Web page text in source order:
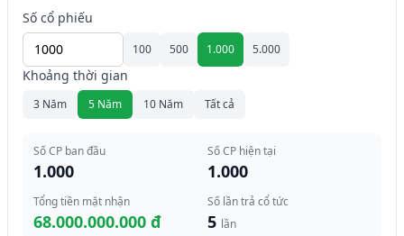
Số cổ phiếu
100 500 1.000 5.000
Khoảng thời gian
3 Năm 5 Năm 10 Năm Tất cả
Số CP ban đầu
1.000
Số CP hiện tại
1.000
Tổng tiền mặt nhận
68.000.000.000 đ
Số lần trả cổ tức
5 lần